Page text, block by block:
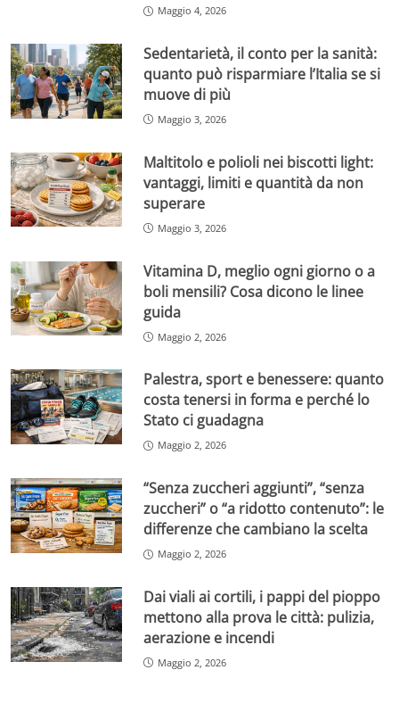
Maggio 4, 2026
Sedentarietà, il conto per la sanità:
quanto può risparmiare l’Italia se si
muove di più
Maggio 3, 2026
Maltitolo e polioli nei biscotti light:
vantaggi, limiti e quantità da non
superare
Maggio 3, 2026
Vitamina D, meglio ogni giorno o a
boli mensili? Cosa dicono le linee
guida
Maggio 2, 2026
Palestra, sport e benessere: quanto
costa tenersi in forma e perché lo
Stato ci guadagna
Maggio 2, 2026
“Senza zuccheri aggiunti”, “senza
zuccheri” o “a ridotto contenuto”: le
differenze che cambiano la scelta
Maggio 2, 2026
Dai viali ai cortili, i pappi del pioppo
mettono alla prova le città: pulizia,
aerazione e incendi
Maggio 2, 2026